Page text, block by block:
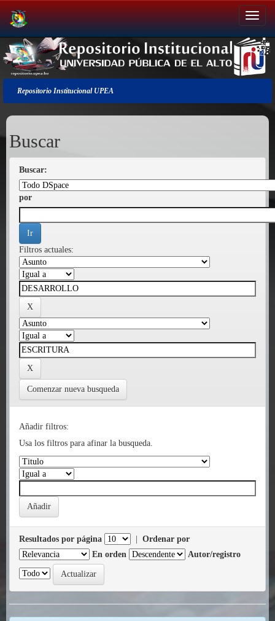
Salir
de
la
navegación
Repositorio Institucional UPEA
Buscar
Buscar:
por
Filtros actuales:
Comenzar nueva busqueda
Añadir filtros:
Usa los filtros para afinar la busqueda.
Resultados por página
Ordenar por
En orden
Autor/registro